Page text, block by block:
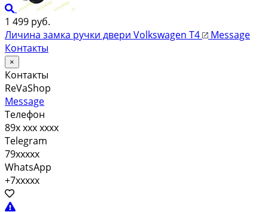
1 499 руб.
Личина замка ручки двери Volkswagen T4
Message
Контакты
×
Контакты
ReVaShop
Message
Телефон
89x xxx xxxx
Telegram
79xxxxx
WhatsApp
+7xxxxx